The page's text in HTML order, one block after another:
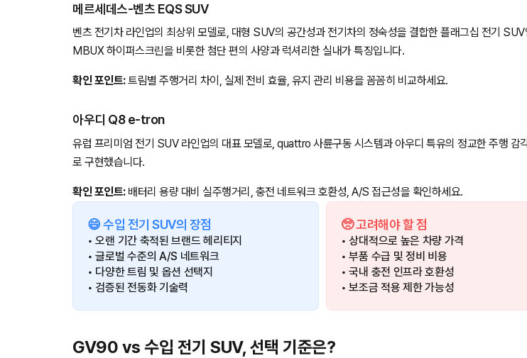
메르세데스-벤츠 EQS SUV
벤츠 전기차 라인업의 최상위 모델로, 대형 SUV의 공간성과 전기차의 정숙성을 결합한 플래그십 전기 SUV
MBUX 하이퍼스크린을 비롯한 첨단 편의 사양과 럭셔리한 실내가 특징입니다.
확인 포인트:트림별 주행거리 차이, 실제 전비 효율, 유지 관리 비용을 꼼꼼히 비교하세요.
아우디 Q8 e-tron
유럽 프리미엄 전기 SUV 라인업의 대표 모델로, quattro 사륜구동 시스템과 아우디 특유의 정교한 주행 감
로 구현했습니다.
확인 포인트:배터리 용량 대비 실주행거리, 충전 네트워크 호환성, A/S 접근성을 확인하세요.
😄 수입 전기 SUV의 장점
• 오랜 기간 축적된 브랜드 헤리티지
• 글로벌 수준의 A/S 네트워크
• 다양한 트림 및 옵션 선택지
• 검증된 전동화 기술력
🥺 고려해야 할 점
• 상대적으로 높은 차량 가격
• 부품 수급 및 정비 비용
• 국내 충전 인프라 호환성
• 보조금 적용 제한 가능성
GV90 vs 수입 전기 SUV, 선택 기준은?